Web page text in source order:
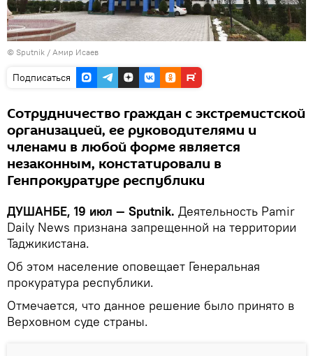
© Sputnik / Амир Исаев
Подписаться
Сотрудничество граждан с экстремистской
организацией, ее руководителями и
членами в любой форме является
незаконным, констатировали в
Генпрокуратуре республики
ДУШАНБЕ, 19 июл — Sputnik. Деятельность Pamir
Daily News признана запрещенной на территории
Таджикистана.
Об этом население оповещает Генеральная
прокуратура республики.
Отмечается, что данное решение было принято в
Верховном суде страны.